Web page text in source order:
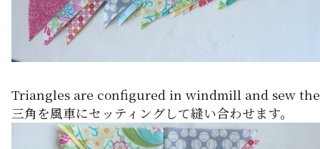
Triangles are configured in windmill and sew
三角を風車にセッティングして縫い合わせます。